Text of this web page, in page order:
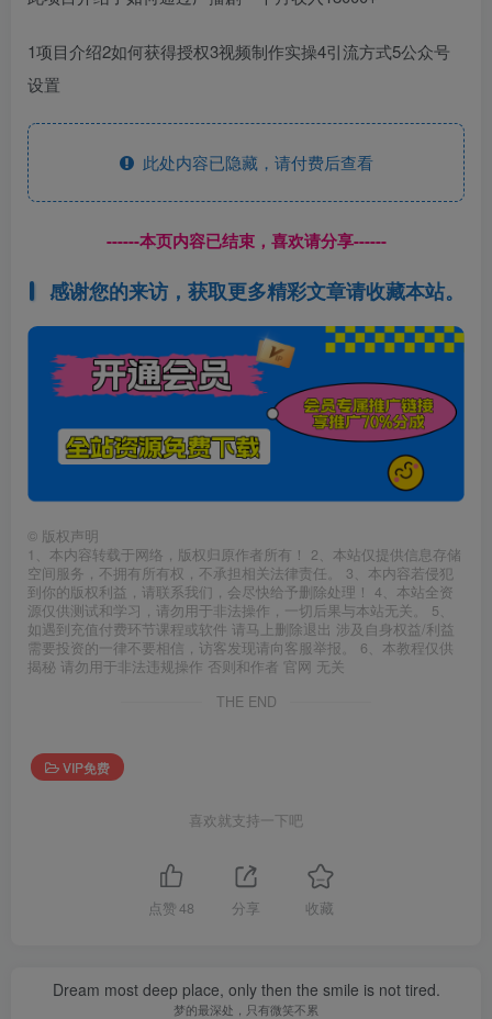
1项目介绍2如何获得授权3视频制作实操4引流方式5公众号
设置
此处内容已隐藏，请付费后查看
------本页内容已结束，喜欢请分享------
感谢您的来访，获取更多精彩文章请收藏本站。
© 版权声明
1、本内容转载于网络，版权归原作者所有！ 2、本站仅提供信息存储
空间服务，不拥有所有权，不承担相关法律责任。 3、本内容若侵犯
到你的版权利益，请联系我们，会尽快给予删除处理！ 4、本站全资
源仅供测试和学习，请勿用于非法操作，一切后果与本站无关。 5、
如遇到充值付费环节课程或软件 请马上删除退出 涉及自身权益/利益
需要投资的一律不要相信，访客发现请向客服举报。 6、本教程仅供
揭秘 请勿用于非法违规操作 否则和作者 官网 无关
THE END
VIP免费
喜欢就支持一下吧
点赞 48 分享 收藏
Dream most deep place, only then the smile is not tired.
梦的最深处，只有微笑不累